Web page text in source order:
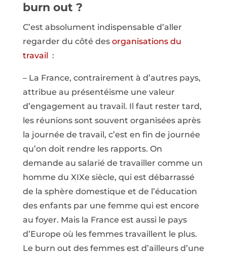
burn out ?
C’est absolument indispensable d’aller
regarder du côté des organisations du
travail :
– La France, contrairement à d’autres pays,
attribue au présentéisme une valeur
d’engagement au travail. Il faut rester tard,
les réunions sont souvent organisées après
la journée de travail, c’est en fin de journée
qu’on doit rendre les rapports. On
demande au salarié de travailler comme un
homme du XIXe siècle, qui est débarrassé
de la sphère domestique et de l’éducation
des enfants par une femme qui est encore
au foyer. Mais la France est aussi le pays
d’Europe où les femmes travaillent le plus.
Le burn out des femmes est d’ailleurs d’une